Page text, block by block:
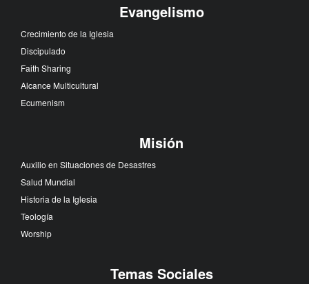
Evangelismo
Crecimiento de la Iglesia
Discipulado
Faith Sharing
Alcance Multicultural
Ecumenism
Misión
Auxilio en Situaciones de Desastres
Salud Mundial
Historia de la Iglesia
Teología
Worship
Temas Sociales